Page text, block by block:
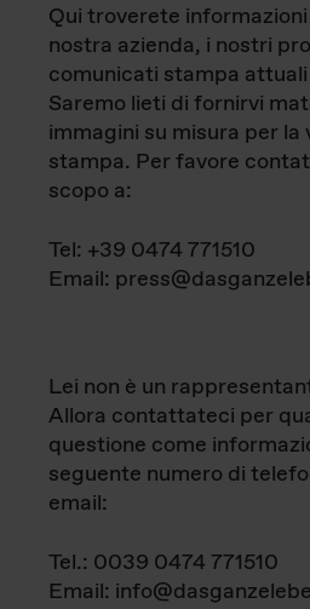
Qui troverete
nostra azienda, i nostri
comunicati stampa
Saremo lieti di fornirvi
immagini su misura per
stampa. Per favore
scopo a:
Tel: +39 0474 771510
Email:
Lei non è un
Allora contattateci per
questione come
seguente numero di
email:
Tel.: 0039 0474 771510
Email: